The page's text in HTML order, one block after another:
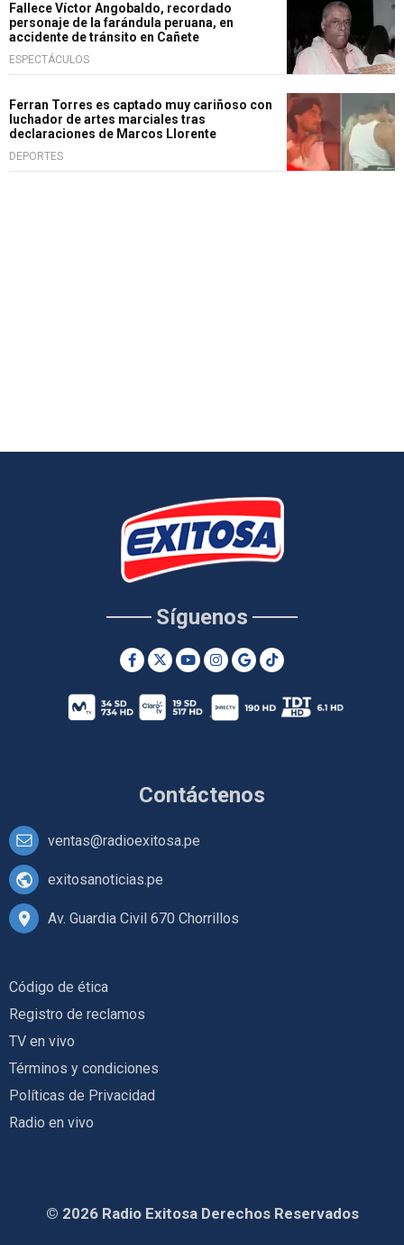
Fallece Víctor Angobaldo, recordado
personaje de la farándula peruana, en
accidente de tránsito en Cañete
ESPECTÁCULOS
Ferran Torres es captado muy cariñoso con
luchador de artes marciales tras
declaraciones de Marcos Llorente
DEPORTES
Contáctenos
ventas@radioexitosa.pe
exitosanoticias.pe
Av. Guardia Civil 670 Chorrillos
Síguenos
Código de ética
Registro de reclamos
TV en vivo
Términos y condiciones
Políticas de Privacidad
Radio en vivo
© 2026 Radio Exitosa Derechos Reservados